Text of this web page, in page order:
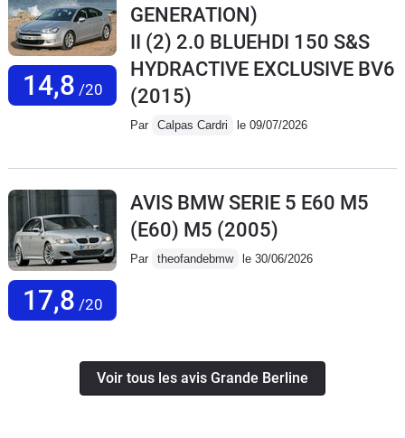
14,8 /20
GENERATION)
II (2) 2.0 BLUEHDI 150 S&S
HYDRACTIVE EXCLUSIVE BV6
(2015)
Par Calpas Cardri le 09/07/2026
17,8 /20
AVIS BMW SERIE 5 E60 M5
(E60) M5 (2005)
Par theofandebmw le 30/06/2026
Voir tous les avis Grande Berline